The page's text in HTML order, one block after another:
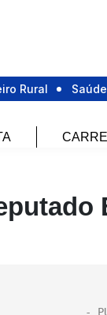
Rural Saúde